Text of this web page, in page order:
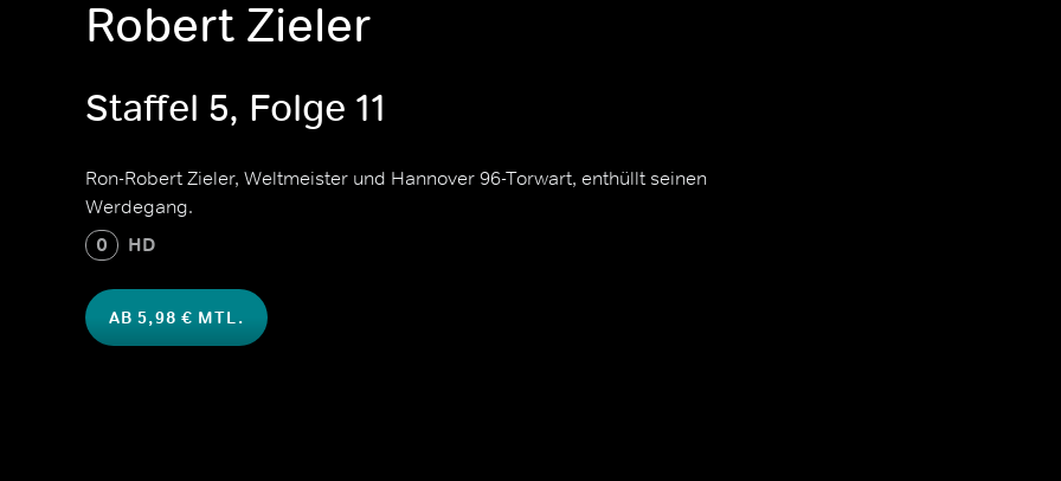
Robert Zieler
Staffel 5, Folge 11
Ron-Robert Zieler, Weltmeister und Hannover 96-Torwart, enthüllt seinen
Werdegang.
0 HD
AB 5,98 € MTL.